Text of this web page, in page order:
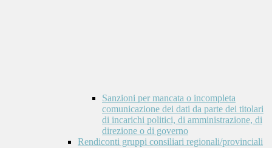
Sanzioni per mancata o incompleta
comunicazione dei dati da parte dei titolari
di incarichi politici, di amministrazione, di
direzione o di governo
Rendiconti gruppi consiliari regionali/provinciali